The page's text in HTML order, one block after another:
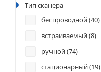
Тип сканера
беспроводной (40)
встраиваемый (8)
ручной (74)
стационарный (19)